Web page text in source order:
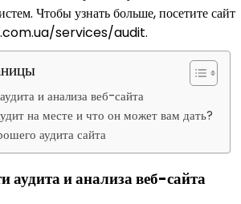
Чтобы узнать больше, посетите сайт
services/audit.
и анализа веб-сайта
на месте и что он может вам дать?
аудита сайта
аудита и анализа веб-сайта